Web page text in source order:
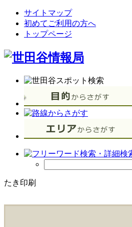
サイトマップ
初めてご利用の方へ
トップページ
たき印刷